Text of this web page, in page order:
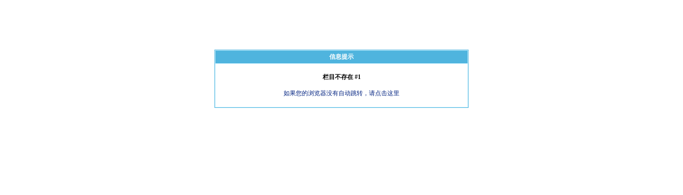
信息提示
栏目不存在 #1
如果您的浏览器没有自动跳转，请点击这里